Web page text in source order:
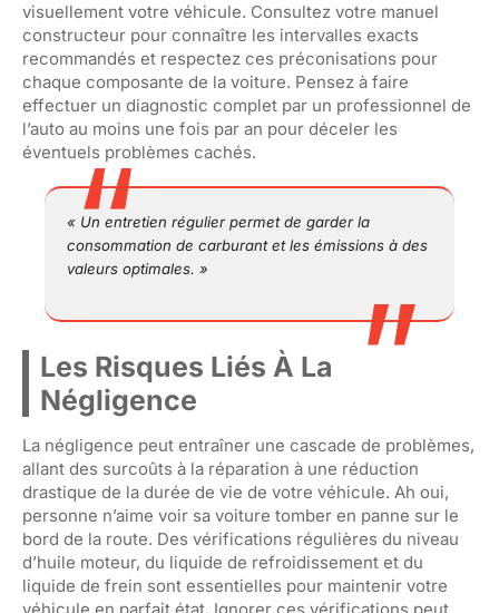
visuellement votre véhicule. Consultez votre manuel
constructeur pour connaître les intervalles exacts
recommandés et respectez ces préconisations pour
chaque composante de la voiture. Pensez à faire
effectuer un diagnostic complet par un professionnel de
l’auto au moins une fois par an pour déceler les
éventuels problèmes cachés.
« Un entretien régulier permet de garder la
consommation de carburant et les émissions à des
valeurs optimales. »
Les Risques Liés À La
Négligence
La négligence peut entraîner une cascade de problèmes,
allant des surcoûts à la réparation à une réduction
drastique de la durée de vie de votre véhicule. Ah oui,
personne n’aime voir sa voiture tomber en panne sur le
bord de la route. Des vérifications régulières du niveau
d’huile moteur, du liquide de refroidissement et du
liquide de frein sont essentielles pour maintenir votre